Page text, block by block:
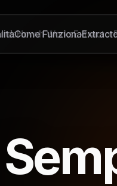
How It WorksExtractor
Come Funziona